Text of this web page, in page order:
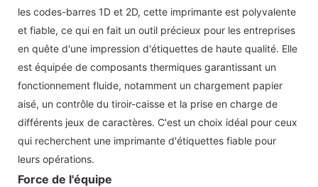
les codes-barres 1D et 2D, cette imprimante est polyvalente
et fiable, ce qui en fait un outil précieux pour les entreprises
en quête d'une impression d'étiquettes de haute qualité. Elle
est équipée de composants thermiques garantissant un
fonctionnement fluide, notamment un chargement papier
aisé, un contrôle du tiroir-caisse et la prise en charge de
différents jeux de caractères. C'est un choix idéal pour ceux
qui recherchent une imprimante d'étiquettes fiable pour
leurs opérations.
Force de l'équipe